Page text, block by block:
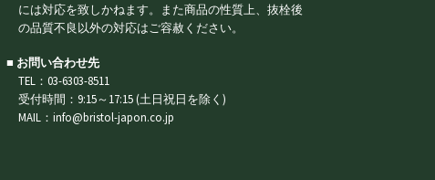
には対応を致しかねます。また商品の性質上、抜栓後
の品質不良以外の対応はご容赦ください。
■ お問い合わせ先
TEL：03-6303-8511
受付時間：9:15～17:15 (土日祝日を除く)
MAIL：info@bristol-japon.co.jp